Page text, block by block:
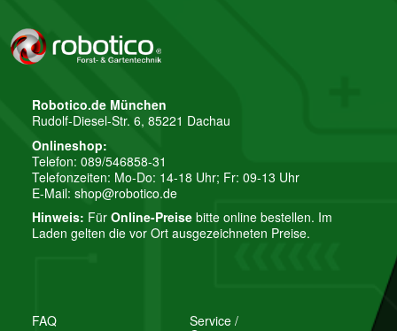
FAQ
Service /
Robotico.de München
Rudolf-Diesel-Str. 6, 85221 Dachau
Onlineshop:
Telefon: 089/546858-31
Telefonzeiten: Mo-Do: 14-18 Uhr; Fr: 09-13 Uhr
E-Mail: shop@robotico.de
Hinweis: Für Online-Preise bitte online bestellen. Im
Laden gelten die vor Ort ausgezeichneten Preise.